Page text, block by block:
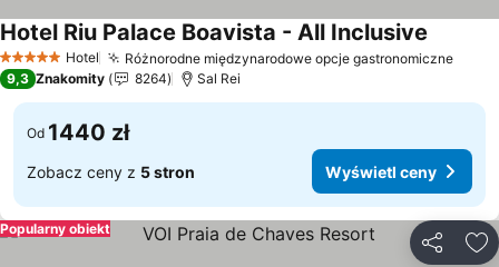
5 KategoriaHotel Różnorodne międzynarodowe opcje gastronomiczne
Hotel Riu Palace Boavista - All Inclusive
9,3 Znakomity 8264 Sal Rei
Od 1440 zł
Zobacz ceny z 5 stron Wyświetl ceny
Popularny obiekt